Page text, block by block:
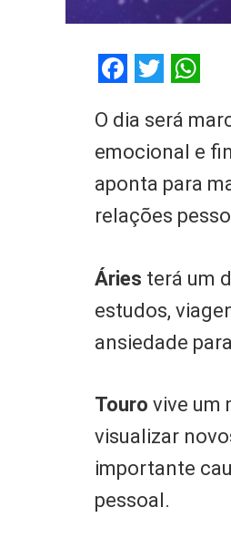
O dia será
emocional e
aponta para
relações
Áries terá um
estudos,
ansiedade
Touro vive um
visualizar
importante
pessoal.